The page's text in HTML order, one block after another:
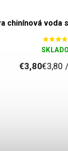
chinínová voda
€3,80€3,80